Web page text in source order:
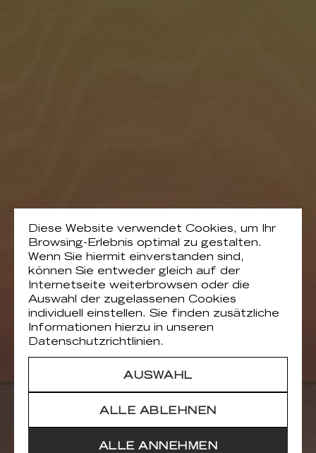
Diese Website verwendet Cookies, um Ihr
Browsing-Erlebnis optimal zu gestalten.
Wenn Sie hiermit einverstanden sind,
können Sie entweder gleich auf der
Internetseite weiterbrowsen oder die
Auswahl der zugelassenen Cookies
individuell einstellen. Sie finden zusätzliche
Informationen hierzu in unseren
Datenschutzrichtlinien.
AUSWAHL
ALLE ABLEHNEN
ALLE ANNEHMEN